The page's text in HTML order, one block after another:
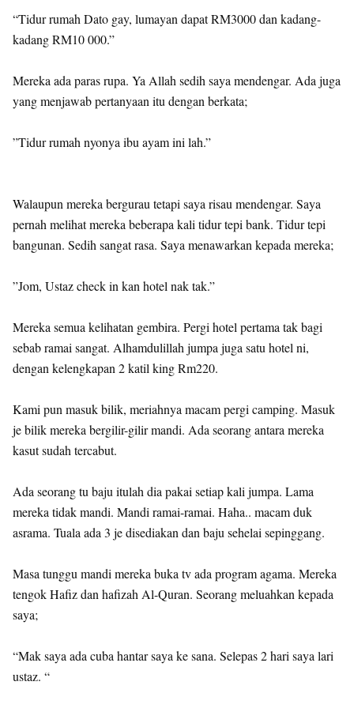
“Tidur rumah Dato gay, lumayan dapat RM3000 dan kadang-
kadang RM10 000.”
Mereka ada paras rupa. Ya Allah sedih saya mendengar. Ada juga
yang menjawab pertanyaan itu dengan berkata;
”Tidur rumah nyonya ibu ayam ini lah.”
Walaupun mereka bergurau tetapi saya risau mendengar. Saya
pernah melihat mereka beberapa kali tidur tepi bank. Tidur tepi
bangunan. Sedih sangat rasa. Saya menawarkan kepada mereka;
”Jom, Ustaz check in kan hotel nak tak.”
Mereka semua kelihatan gembira. Pergi hotel pertama tak bagi
sebab ramai sangat. Alhamdulillah jumpa juga satu hotel ni,
dengan kelengkapan 2 katil king Rm220.
Kami pun masuk bilik, meriahnya macam pergi camping. Masuk
je bilik mereka bergilir-gilir mandi. Ada seorang antara mereka
kasut sudah tercabut.
Ada seorang tu baju itulah dia pakai setiap kali jumpa. Lama
mereka tidak mandi. Mandi ramai-ramai. Haha.. macam duk
asrama. Tuala ada 3 je disediakan dan baju sehelai sepinggang.
Masa tunggu mandi mereka buka tv ada program agama. Mereka
tengok Hafiz dan hafizah Al-Quran. Seorang meluahkan kepada
saya;
“Mak saya ada cuba hantar saya ke sana. Selepas 2 hari saya lari
ustaz. “